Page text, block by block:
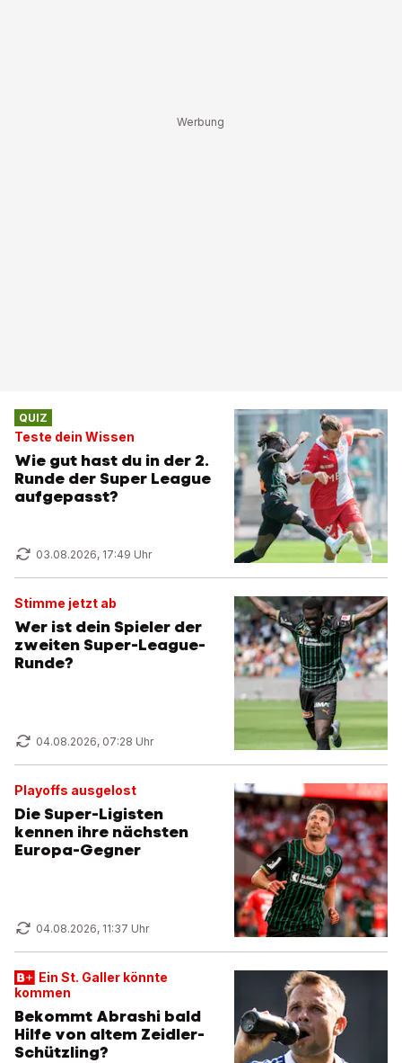
QUIZ
Teste dein Wissen
Wie gut hast du in der 2.
Runde der Super League
aufgepasst?
03.08.2026, 17:49 Uhr
Stimme jetzt ab
Wer ist dein Spieler der
zweiten Super-League-
Runde?
04.08.2026, 07:28 Uhr
Playoffs ausgelost
Die Super-Ligisten
kennen ihre nächsten
Europa-Gegner
04.08.2026, 11:37 Uhr
Ein St. Galler könnte
kommen
Bekommt Abrashi bald
Hilfe von altem Zeidler-
Schützling?